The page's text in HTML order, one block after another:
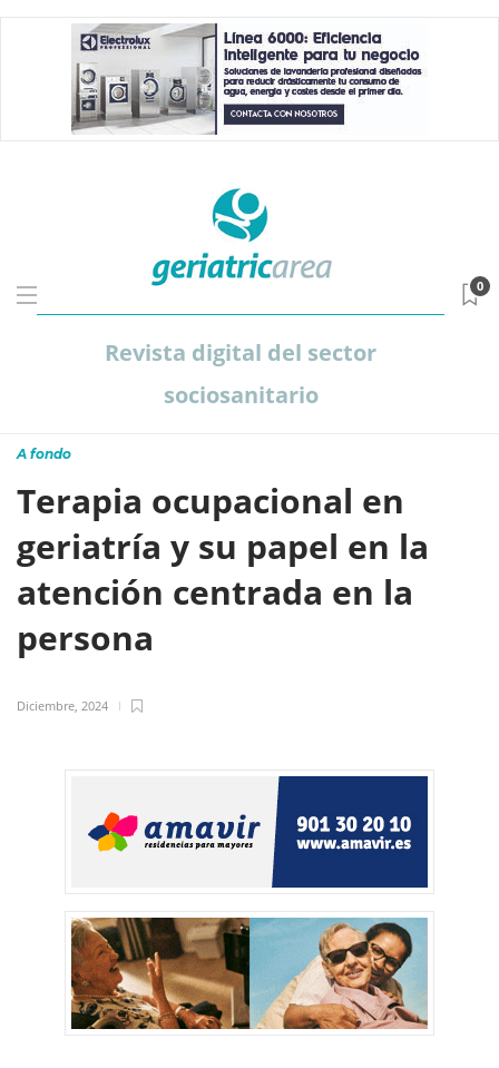
Revista digital del sector
sociosanitario
0
A fondo
Terapia ocupacional en
geriatría y su papel en la
atención centrada en la
persona
Diciembre, 2024